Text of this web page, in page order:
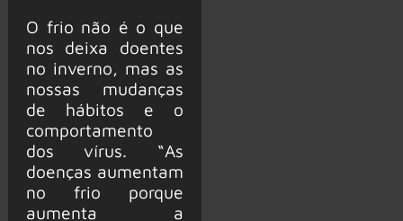
O frio não é o que
nos deixa doentes
no inverno, mas as
nossas mudanças
de hábitos e o
comportamento
dos vírus. “As
doenças aumentam
no frio porque
aumenta a